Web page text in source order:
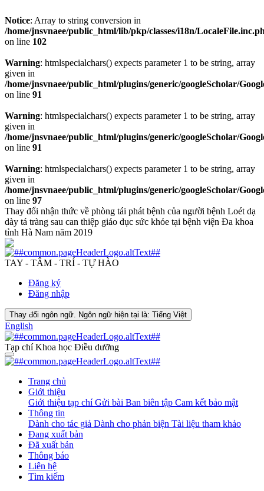
Notice: Array to string conversion in
/home/jnsvnaee/public_html/lib/pkp/classes/i18n/
on line 102
Warning: htmlspecialchars() expects parameter 1 to be string, array
given in
/home/jnsvnaee/public_html/plugins/generic/googleScholar/
on line 91
Warning: htmlspecialchars() expects parameter 1 to be string, array
given in
/home/jnsvnaee/public_html/plugins/generic/googleScholar/
on line 91
Warning: htmlspecialchars() expects parameter 1 to be string, array
given in
/home/jnsvnaee/public_html/plugins/generic/googleScholar/
on line 97
Thay đổi nhận thức về phòng tái phát bệnh của người bệnh Loét dạ
dày tá tràng sau can thiệp giáo dục sức khỏe tại bệnh viện Đa khoa
tỉnh Hà Nam năm 2019
TAY - TÂM - TRÍ - TỰ HÀO
Đăng ký
Đăng nhập
Thay đổi ngôn ngữ. Ngôn ngữ hiện tại là: Tiếng Việt
English
Tạp chí Khoa học Điều dưỡng
Trang chủ
Giới thiệu
Giới thiệu tạp chíGửi bài Ban biên tập Cam kết bảo mật
Thông tin
Dành cho tác giả Dành cho phản biện Tài liệu tham khảo
Đang xuất bản
Đã xuất bản
Thông báo
Liên hệ
Tìm kiếm